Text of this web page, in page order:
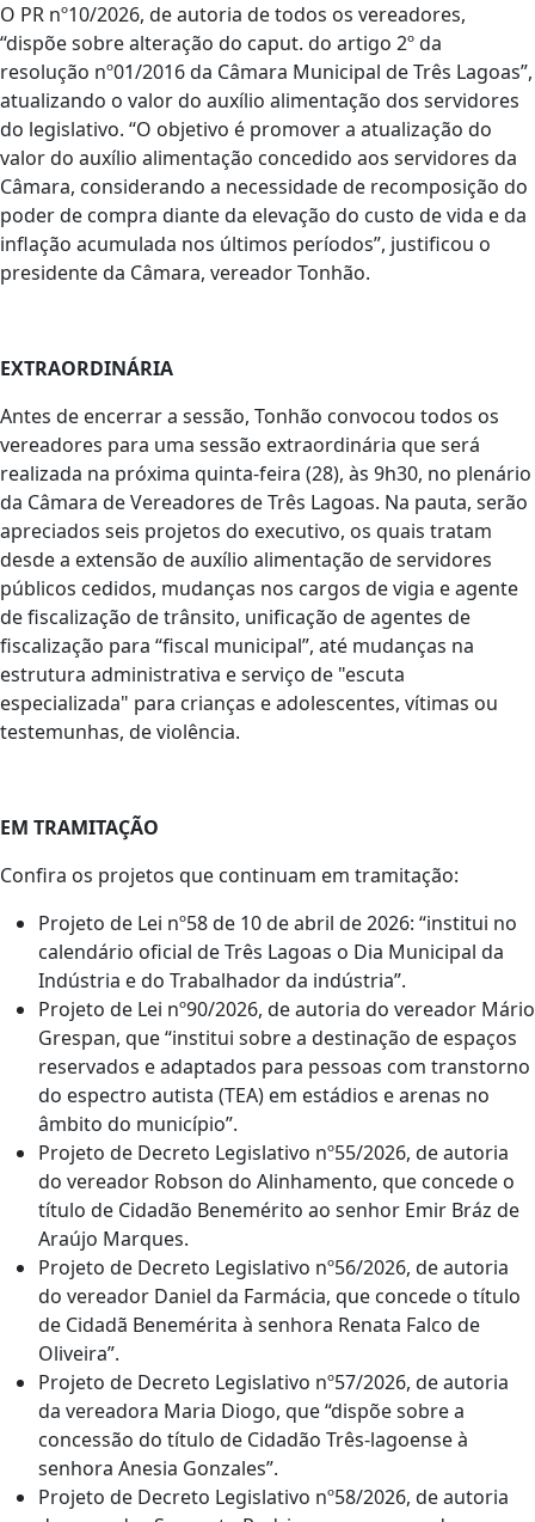
O PR nº10/2026, de autoria de todos os vereadores,
“dispõe sobre alteração do caput. do artigo 2º da
resolução nº01/2016 da Câmara Municipal de Três Lagoas”,
atualizando o valor do auxílio alimentação dos servidores
do legislativo. “O objetivo é promover a atualização do
valor do auxílio alimentação concedido aos servidores da
Câmara, considerando a necessidade de recomposição do
poder de compra diante da elevação do custo de vida e da
inflação acumulada nos últimos períodos”, justificou o
presidente da Câmara, vereador Tonhão.
EXTRAORDINÁRIA
Antes de encerrar a sessão, Tonhão convocou todos os
vereadores para uma sessão extraordinária que será
realizada na próxima quinta-feira (28), às 9h30, no plenário
da Câmara de Vereadores de Três Lagoas. Na pauta, serão
apreciados seis projetos do executivo, os quais tratam
desde a extensão de auxílio alimentação de servidores
públicos cedidos, mudanças nos cargos de vigia e agente
de fiscalização de trânsito, unificação de agentes de
fiscalização para “fiscal municipal”, até mudanças na
estrutura administrativa e serviço de "escuta
especializada" para crianças e adolescentes, vítimas ou
testemunhas, de violência.
EM TRAMITAÇÃO
Confira os projetos que continuam em tramitação:
Projeto de Lei nº58 de 10 de abril de 2026: “institui no
calendário oficial de Três Lagoas o Dia Municipal da
Indústria e do Trabalhador da indústria”.
Projeto de Lei nº90/2026, de autoria do vereador Mário
Grespan, que “institui sobre a destinação de espaços
reservados e adaptados para pessoas com transtorno
do espectro autista (TEA) em estádios e arenas no
âmbito do município”.
Projeto de Decreto Legislativo nº55/2026, de autoria
do vereador Robson do Alinhamento, que concede o
título de Cidadão Benemérito ao senhor Emir Bráz de
Araújo Marques.
Projeto de Decreto Legislativo nº56/2026, de autoria
do vereador Daniel da Farmácia, que concede o título
de Cidadã Benemérita à senhora Renata Falco de
Oliveira”.
Projeto de Decreto Legislativo nº57/2026, de autoria
da vereadora Maria Diogo, que “dispõe sobre a
concessão do título de Cidadão Três-lagoense à
senhora Anesia Gonzales”.
Projeto de Decreto Legislativo nº58/2026, de autoria